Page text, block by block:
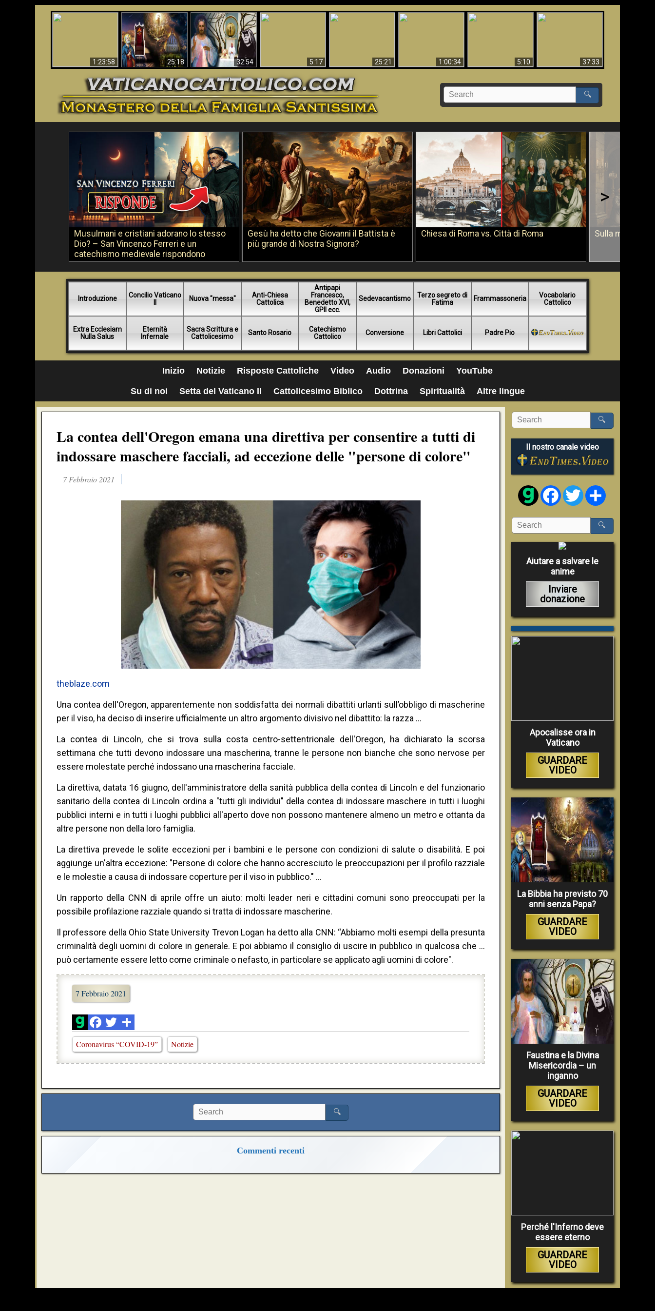
1:23:58 25:18
La Bibbia ha previsto
70 anni senza Papa?
32:54
Faustina e la Divina
Misericordia – un
inganno
5:17
25:21
1:00:34
5:10
37:33
🔍
Musulmani e cristiani adorano lo stesso
Dio? – San Vincenzo Ferreri e un
catechismo medievale rispondono
Gesù ha detto che Giovanni il Battista è
più grande di Nostra Signora?
Chiesa di Roma vs. Città di Roma Sulla morte di
>
Introduzione
Concilio Vaticano
Nuova "messa"
Anti-Chiesa
Cattolica
Antipapi
Francesco,
Benedetto XVI,
GPII ecc.
Sedevacantismo
Terzo segreto di
Fatima
Frammassoneria
Vocabolario
Cattolico
Extra Ecclesiam
Nulla Salus
Eternità
Infernale
Sacra Scrittura e
Cattolicesimo
Santo Rosario
Catechismo
Cattolico
Conversione Libri Cattolici Padre Pio
Inizio Notizie Risposte Cattoliche Video Audio Donazioni YouTube
Su di noi Setta del Vaticano II Cattolicesimo Biblico Dottrina Spiritualità Altre lingue
La contea dell'Oregon emana una direttiva per consentire a tutti di
indossare maschere facciali, ad eccezione delle "persone di colore"
7 Febbraio 2021
theblaze.com
Una contea dell'Oregon, apparentemente non soddisfatta dei normali dibattiti urlanti sull’obbligo di mascherine
per il viso, ha deciso di inserire ufficialmente un altro argomento divisivo nel dibattito: la razza ...
La contea di Lincoln, che si trova sulla costa centro-settentrionale dell'Oregon, ha dichiarato la scorsa
settimana che tutti devono indossare una mascherina, tranne le persone non bianche che sono nervose per
essere molestate perché indossano una mascherina facciale.
La direttiva, datata 16 giugno, dell'amministratore della sanità pubblica della contea di Lincoln e del funzionario
sanitario della contea di Lincoln ordina a "tutti gli individui" della contea di indossare maschere in tutti i luoghi
pubblici interni e in tutti i luoghi pubblici all'aperto dove non possono mantenere almeno un metro e ottanta da
altre persone non della loro famiglia.
La direttiva prevede le solite eccezioni per i bambini e le persone con condizioni di salute o disabilità. E poi
aggiunge un'altra eccezione: "Persone di colore che hanno accresciuto le preoccupazioni per il profilo razziale
e le molestie a causa di indossare coperture per il viso in pubblico." ...
Un rapporto della CNN di aprile offre un aiuto: molti leader neri e cittadini comuni sono preoccupati per la
possibile profilazione razziale quando si tratta di indossare mascherine.
Il professore della Ohio State University Trevon Logan ha detto alla CNN: “Abbiamo molti esempi della presunta
criminalità degli uomini di colore in generale. E poi abbiamo il consiglio di uscire in pubblico in qualcosa che ...
può certamente essere letto come criminale o nefasto, in particolare se applicato agli uomini di colore".
7 Febbraio 2021
Coronavirus “COVID-19” Notizie
🔍
Commenti recenti
🔍
Il nostro canale video
FacebookTwitter
🔍
Aiutare a salvare le
anime
Inviare
donazione
Apocalisse ora in
Vaticano
GUARDARE
VIDEO
La Bibbia ha previsto 70
anni senza Papa?
GUARDARE
VIDEO
Faustina e la Divina
Misericordia – un
inganno
GUARDARE
VIDEO
Perché l'Inferno deve
essere eterno
GUARDARE
VIDEO